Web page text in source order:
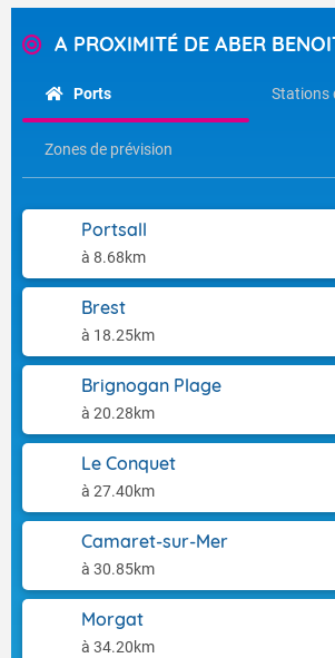
A PROXIMITÉ DE ABER
Ports Stations
Zones de prévision
Portsall
à 8.68km
Brest
à 18.25km
Brignogan Plage
à 20.28km
Le Conquet
à 27.40km
Camaret-sur-Mer
à 30.85km
Morgat
à 34.20km